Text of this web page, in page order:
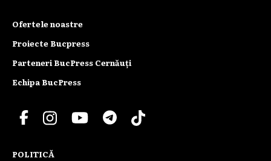
Ofertele noastre
Proiecte Bucpress
Parteneri BucPress Cernăuți
Echipa BucPress
POLITICĂ